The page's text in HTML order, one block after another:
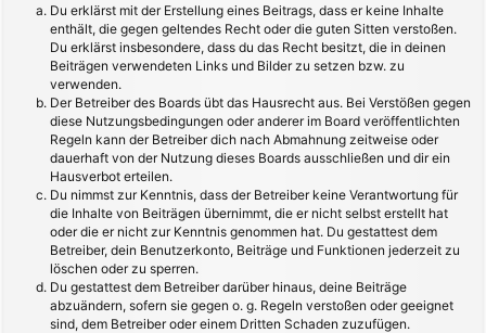
Du erklärst mit der Erstellung eines Beitrags, dass er keine Inhalte
enthält, die gegen geltendes Recht oder die guten Sitten verstoßen.
Du erklärst insbesondere, dass du das Recht besitzt, die in deinen
Beiträgen verwendeten Links und Bilder zu setzen bzw. zu
verwenden.
Der Betreiber des Boards übt das Hausrecht aus. Bei Verstößen gegen
diese Nutzungsbedingungen oder anderer im Board veröffentlichten
Regeln kann der Betreiber dich nach Abmahnung zeitweise oder
dauerhaft von der Nutzung dieses Boards ausschließen und dir ein
Hausverbot erteilen.
Du nimmst zur Kenntnis, dass der Betreiber keine Verantwortung für
die Inhalte von Beiträgen übernimmt, die er nicht selbst erstellt hat
oder die er nicht zur Kenntnis genommen hat. Du gestattest dem
Betreiber, dein Benutzerkonto, Beiträge und Funktionen jederzeit zu
löschen oder zu sperren.
Du gestattest dem Betreiber darüber hinaus, deine Beiträge
abzuändern, sofern sie gegen o. g. Regeln verstoßen oder geeignet
sind, dem Betreiber oder einem Dritten Schaden zuzufügen.